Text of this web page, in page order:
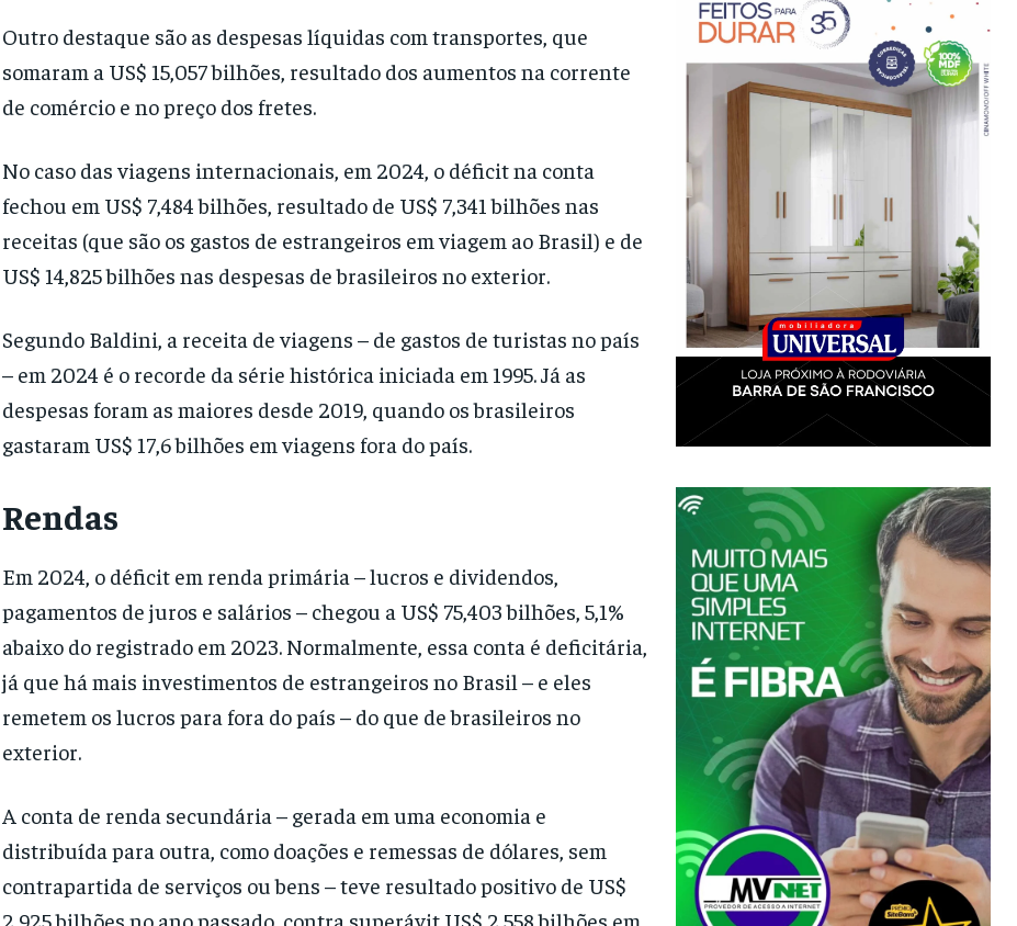
Outro destaque são as despesas líquidas com transportes, que
somaram a US$ 15,057 bilhões, resultado dos aumentos na corrente
de comércio e no preço dos fretes.
No caso das viagens internacionais, em 2024, o déficit na conta
fechou em US$ 7,484 bilhões, resultado de US$ 7,341 bilhões nas
receitas (que são os gastos de estrangeiros em viagem ao Brasil) e de
US$ 14,825 bilhões nas despesas de brasileiros no exterior.
Segundo Baldini, a receita de viagens – de gastos de turistas no país
– em 2024 é o recorde da série histórica iniciada em 1995. Já as
despesas foram as maiores desde 2019, quando os brasileiros
gastaram US$ 17,6 bilhões em viagens fora do país.
Rendas
Em 2024, o déficit em renda primária – lucros e dividendos,
pagamentos de juros e salários – chegou a US$ 75,403 bilhões, 5,1%
abaixo do registrado em 2023. Normalmente, essa conta é deficitária,
já que há mais investimentos de estrangeiros no Brasil – e eles
remetem os lucros para fora do país – do que de brasileiros no
exterior.
A conta de renda secundária – gerada em uma economia e
distribuída para outra, como doações e remessas de dólares, sem
contrapartida de serviços ou bens – teve resultado positivo de US$
2,925 bilhões no ano passado, contra superávit US$ 2,558 bilhões em